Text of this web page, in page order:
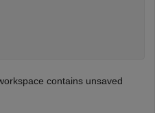
contains unsaved